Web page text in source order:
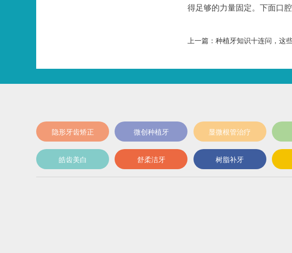
得足够的力量固定。下面口
上一篇：种植牙知识十连问，这
隐形牙齿矫正 微创种植牙 显微根管治疗
皓齿美白 舒柔洁牙 树脂补牙